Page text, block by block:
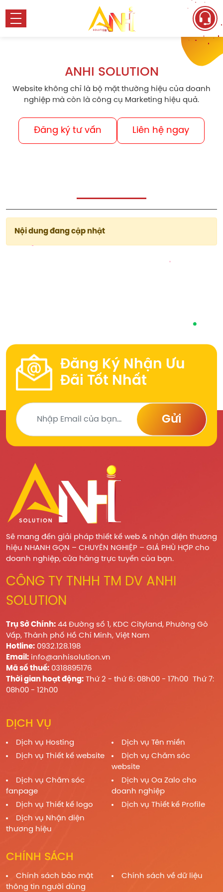
ANHI SOLUTION
Website không chỉ là bộ mặt thường hiệu của doanh
nghiệp mà còn là công cụ Marketing hiệu quả.
Đăng ký tư vấn Liên hệ ngay
Nội dung đang cập nhật
Đăng Ký Nhận Ưu
Đãi Tốt Nhất
Gửi
Sẽ mang đến giải pháp thiết kế web & nhận diện thương
hiệu NHANH GỌN – CHUYÊN NGHIỆP – GIÁ PHÙ HỢP cho
doanh nghiệp, cửa hàng trực tuyến của bạn.
CÔNG TY TNHH TM DV ANHI
SOLUTION
Trụ Sở Chính: 44 Đường số 1, KDC Cityland, Phường Gò
Vấp, Thành phố Hồ Chí Minh, Việt Nam
Hotline: 0932.128.198
Email: info@anhisolution.vn
Mã số thuế: 0318895176
Thời gian hoạt động: Thứ 2 - thứ 6: 08h00 - 17h00 Thứ 7:
08h00 - 12h00
DỊCH VỤ
Dịch vụ Hosting
Dịch vụ Tên miền
Dịch vụ Thiết kế website
Dịch vụ Chăm sóc
website
Dịch vụ Chăm sóc
fanpage
Dịch vụ Oa Zalo cho
doanh nghiệp
Dịch vụ Thiết kế logo
Dịch vụ Thiết kế Profile
Dịch vụ Nhận diện
thương hiệu
CHÍNH SÁCH
Chính sách bảo mật
thông tin người dùng
Chính sách về dữ liệu